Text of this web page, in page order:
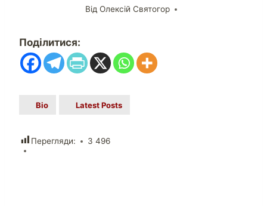
Від Олексій Святогор
Поділитися:
Bio Latest Posts
Перегляди: 3 496